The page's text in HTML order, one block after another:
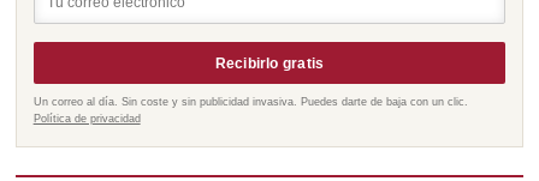
Recibirlo gratis
Un correo al día. Sin coste y sin publicidad invasiva. Puedes darte de baja con un clic.
Política de privacidad